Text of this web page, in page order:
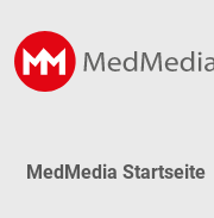
MedMedia Startseite